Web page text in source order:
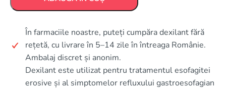
În farmaciile noastre, puteți cumpăra dexilant fără
rețetă, cu livrare în 5–14 zile în întreaga Românie.
Ambalaj discret și anonim.
Dexilant este utilizat pentru tratamentul esofagitei
erosive și al simptomelor refluxului gastroesofagian